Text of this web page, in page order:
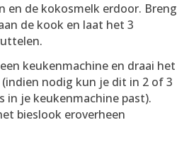
en de kokosmelk erdoor. Breng
de kook en laat het 3
keukenmachine en draai het
nodig kun je dit in 2 of 3
in je keukenmachine past).
bieslook eroverheen